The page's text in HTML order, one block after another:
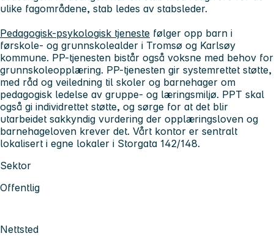
ulike fagområdene, stab ledes av stabsleder.
Pedagogisk-psykologisk tjeneste følger opp barn i
førskole- og grunnskolealder i Tromsø og Karlsøy
kommune. PP-tjenesten bistår også voksne med behov for
grunnskoleopplæring. PP-tjenesten gir systemrettet støtte,
med råd og veiledning til skoler og barnehager om
pedagogisk ledelse av gruppe- og læringsmiljø. PPT skal
også gi individrettet støtte, og sørge for at det blir
utarbeidet sakkyndig vurdering der opplæringsloven og
barnehageloven krever det. Vårt kontor er sentralt
lokalisert i egne lokaler i Storgata 142/148.
Sektor
Offentlig
Nettsted